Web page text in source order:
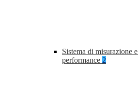
Sistema di misurazione
performance 2